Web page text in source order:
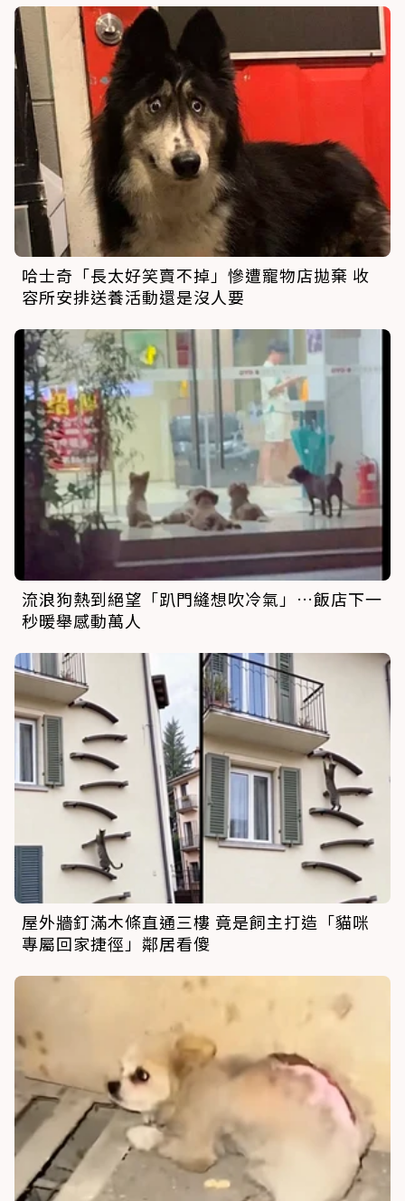
哈士奇「長太好笑賣不掉」慘遭寵物店拋棄 收
容所安排送養活動還是沒人要
流浪狗熱到絕望「趴門縫想吹冷氣」…飯店下一
秒暖舉感動萬人
屋外牆釘滿木條直通三樓 竟是飼主打造「貓咪
專屬回家捷徑」鄰居看傻